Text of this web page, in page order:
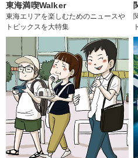
東海満喫Walker
東海エリアを楽しむためのニュースや
トピックスを大特集